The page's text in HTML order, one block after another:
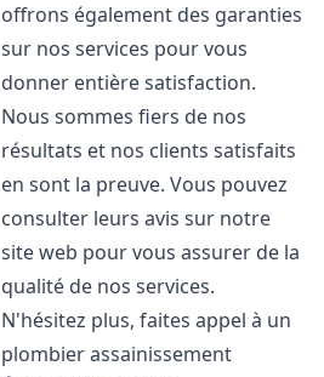
offrons également des garanties
sur nos services pour vous
donner entière satisfaction.
Nous sommes fiers de nos
résultats et nos clients satisfaits
en sont la preuve. Vous pouvez
consulter leurs avis sur notre
site web pour vous assurer de la
qualité de nos services.
N'hésitez plus, faites appel à un
plombier assainissement